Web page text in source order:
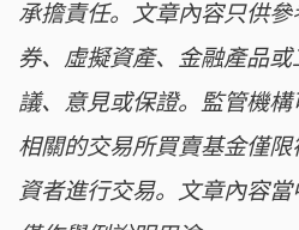
承擔責任。文章內容只供
券、虛擬資產、金融產品
議、意見或保證。監管機
相關的交易所買賣基金僅
資者進行交易。文章內容